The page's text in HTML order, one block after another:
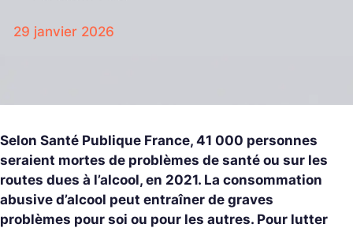
29 janvier 2026
Selon Santé Publique France, 41 000 personnes
seraient mortes de problèmes de santé ou sur les
routes dues à l’alcool, en 2021. La consommation
abusive d’alcool peut entraîner de graves
problèmes pour soi ou pour les autres. Pour lutter